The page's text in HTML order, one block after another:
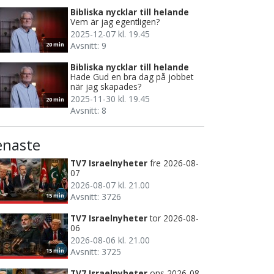
20 min
Bibliska nycklar till helande
Vem är jag egentligen?
2025-12-07 kl. 19.45
Avsnitt: 9
20 min
Bibliska nycklar till helande
Hade Gud en bra dag på jobbet
när jag skapades?
2025-11-30 kl. 19.45
Avsnitt: 8
15 min
TV7 Israelnyheter fre 2026-08-
07
2026-08-07 kl. 21.00
Avsnitt: 3726
15 min
TV7 Israelnyheter tor 2026-08-
06
2026-08-06 kl. 21.00
Avsnitt: 3725